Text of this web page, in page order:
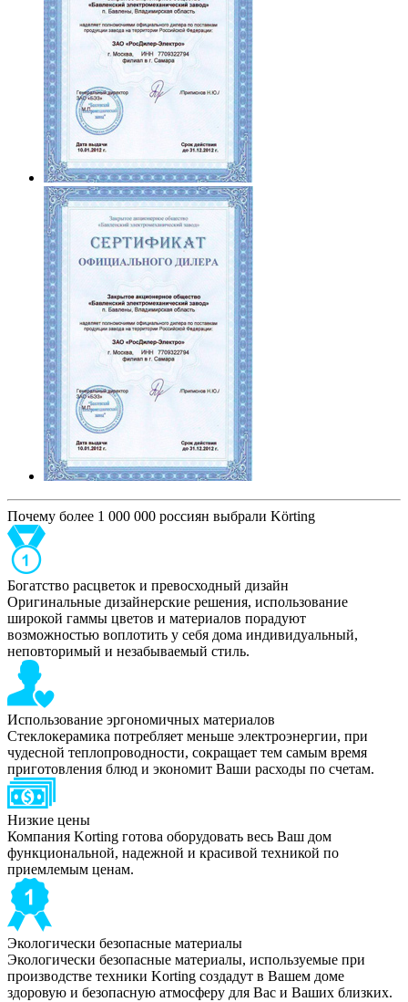
Почему более 1 000 000 россиян выбрали Körting
Богатство расцветок и превосходный дизайн
Оригинальные дизайнерские решения, использование
широкой гаммы цветов и материалов порадуют
возможностью воплотить у себя дома индивидуальный,
неповторимый и незабываемый стиль.
Использование эргономичных материалов
Стеклокерамика потребляет меньше электроэнергии, при
чудесной теплопроводности, сокращает тем самым время
приготовления блюд и экономит Ваши расходы по счетам.
Низкие цены
Компания Korting готова оборудовать весь Ваш дом
функциональной, надежной и красивой техникой по
приемлемым ценам.
Экологически безопасные материалы
Экологически безопасные материалы, используемые при
производстве техники Korting создадут в Вашем доме
здоровую и безопасную атмосферу для Вас и Ваших близких.